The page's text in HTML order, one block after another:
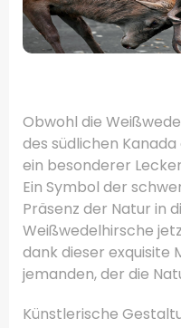
Obwohl die
des südlichen
ein besonderer
Ein Symbol der
Präsenz der Natur in
Weißwedelhirsche
dank dieser exquisite
jemanden, der die
Künstlerische